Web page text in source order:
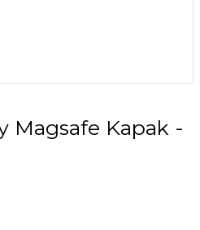
Magsafe Kapak -